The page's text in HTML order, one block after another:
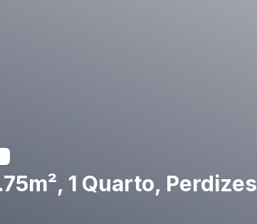
1 Quarto, Perdizes